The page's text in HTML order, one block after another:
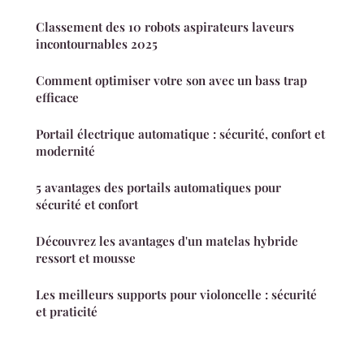
Classement des 10 robots aspirateurs laveurs
incontournables 2025
Comment optimiser votre son avec un bass trap
efficace
Portail électrique automatique : sécurité, confort et
modernité
5 avantages des portails automatiques pour
sécurité et confort
Découvrez les avantages d'un matelas hybride
ressort et mousse
Les meilleurs supports pour violoncelle : sécurité
et praticité